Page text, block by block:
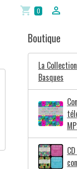
0
Boutique
La
Basques